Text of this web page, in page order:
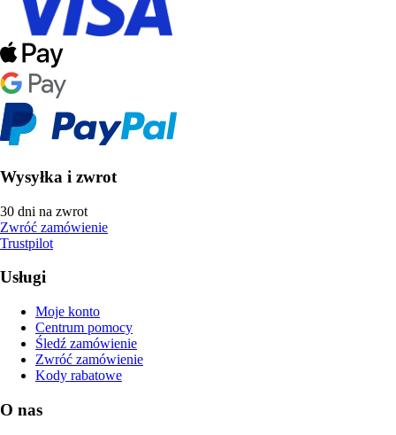
Wysyłka i zwrot
30 dni na zwrot
Zwróć zamówienie
Trustpilot
Usługi
Moje konto
Centrum pomocy
Śledź zamówienie
Zwróć zamówienie
Kody rabatowe
O nas